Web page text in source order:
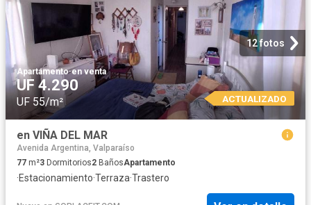
12 fotos
Apartamento·en venta
UF 4.290
UF 55/m² ACTUALIZADO
en VIÑA DEL MAR
Avenida Argentina, Valparaíso
77 m²3 Dormitorios2 BañosApartamento
·Estacionamiento·Terraza·Trastero